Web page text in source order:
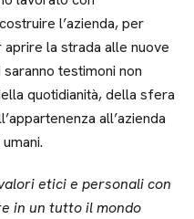
l’azienda, per
la strada alle nuove
testimoni non
quotidianità, della sfera
all’azienda
etici e personali con
in un tutto il mondo